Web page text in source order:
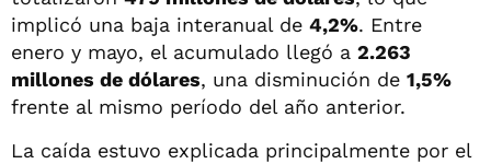
implicó una baja interanual de 4,2%. Entre
enero y mayo, el acumulado llegó a 2.263
millones de dólares, una disminución de 1,5%
frente al mismo período del año anterior.
La caída estuvo explicada principalmente por el